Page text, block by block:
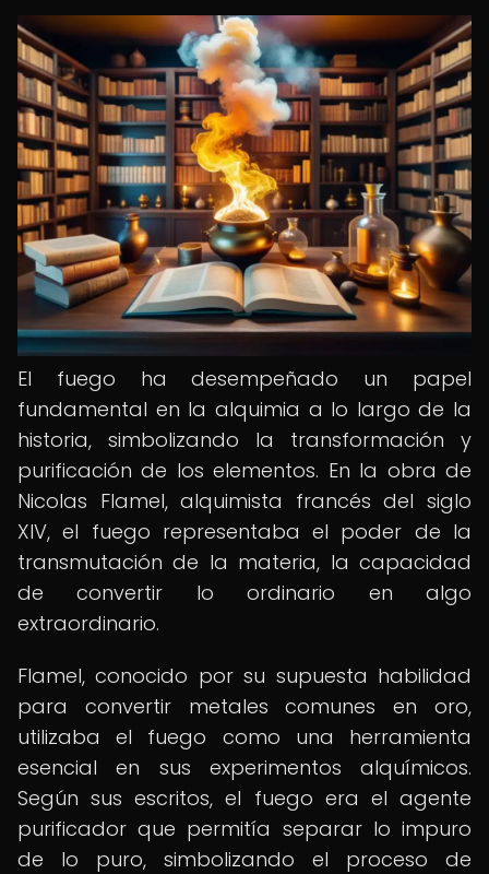
El fuego ha desempeñado un papel
fundamental en la alquimia a lo largo de la
historia, simbolizando la transformación y
purificación de los elementos. En la obra de
Nicolas Flamel, alquimista francés del siglo
XIV, el fuego representaba el poder de la
transmutación de la materia, la capacidad
de convertir lo ordinario en algo
extraordinario.
Flamel, conocido por su supuesta habilidad
para convertir metales comunes en oro,
utilizaba el fuego como una herramienta
esencial en sus experimentos alquímicos.
Según sus escritos, el fuego era el agente
purificador que permitía separar lo impuro
de lo puro, simbolizando el proceso de